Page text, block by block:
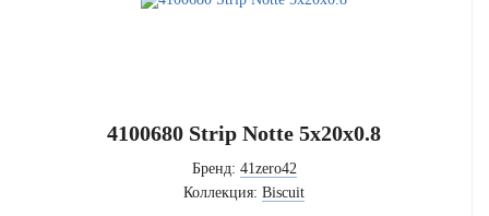
4100680 Strip Notte 5x20x0.8
Бренд: 41zero42
Коллекция: Biscuit